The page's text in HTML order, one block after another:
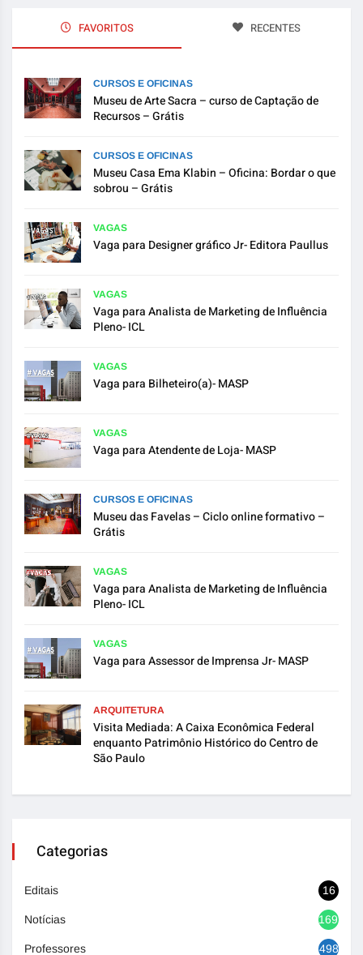
FAVORITOS RECENTES
CURSOS E OFICINAS
Museu de Arte Sacra – curso de Captação de
Recursos – Grátis
CURSOS E OFICINAS
Museu Casa Ema Klabin – Oficina: Bordar o que
sobrou – Grátis
VAGAS
Vaga para Designer gráfico Jr- Editora Paullus
VAGAS
Vaga para Analista de Marketing de Influência
Pleno- ICL
VAGAS
Vaga para Bilheteiro(a)- MASP
VAGAS
Vaga para Atendente de Loja- MASP
CURSOS E OFICINAS
Museu das Favelas – Ciclo online formativo –
Grátis
VAGAS
Vaga para Analista de Marketing de Influência
Pleno- ICL
VAGAS
Vaga para Assessor de Imprensa Jr- MASP
ARQUITETURA
Visita Mediada: A Caixa Econômica Federal
enquanto Patrimônio Histórico do Centro de
São Paulo
Categorias
Editais 16
Notícias 1692
Professores 498